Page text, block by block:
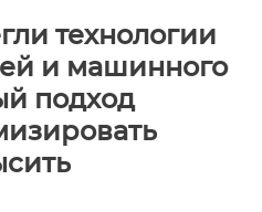
технологии
и машинного
подход